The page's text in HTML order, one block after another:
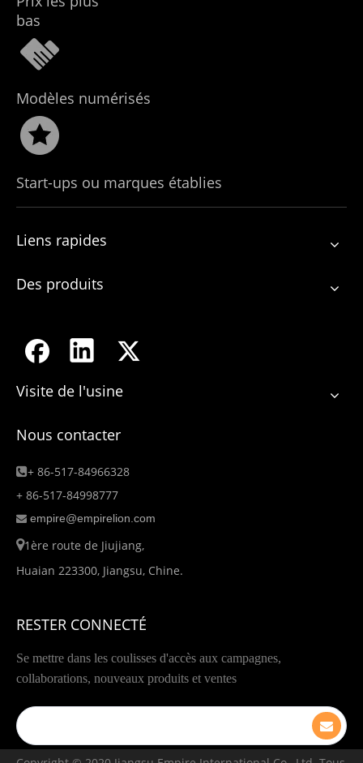
bas
Modèles numérisés
Start-ups ou marques établies
Liens rapides
Des produits
Visite de l'usine
Nous contacter
+ 86-517-84966328
+ 86-517-84998777
 empire@empirelion.com
1ère route de Jiujiang,
Huaian 223300, Jiangsu, Chine.
RESTER CONNECTÉ
Se mettre dans les coulisses d'accès aux campagnes,
collaborations, nouveaux produits et ventes